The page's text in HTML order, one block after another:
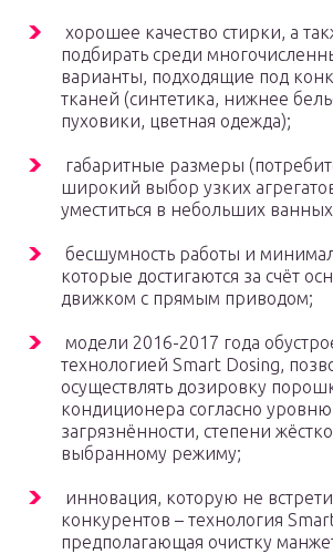
хорошее качество стирки, а
подбирать среди
варианты, подходящие под
тканей (синтетика, нижнее
пуховики, цветная одежда);
габаритные размеры
широкий выбор узких
уместиться в небольших
бесшумность работы и
которые достигаются за счёт
движком с прямым приводом;
модели 2016-2017 года
технологией Smart Dosing,
осуществлять дозировку
кондиционера согласно уровню
загрязнённости, степени
выбранному режиму;
инновация, которую не
конкурентов – технология
предполагающая очистку